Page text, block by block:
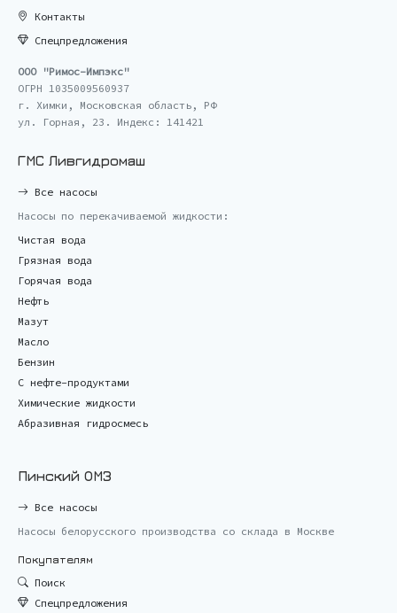
Контакты
Спецпредложения
ООО "Римос-Импэкс"
ОГРН 1035009560937
г. Химки, Московская область, РФ
ул. Горная, 23. Индекс: 141421
ГМС Ливгидромаш
Все насосы
Насосы по перекачиваемой жидкости:
Чистая вода
Грязная вода
Горячая вода
Нефть
Мазут
Масло
Бензин
С нефте-продуктами
Химические жидкости
Абразивная гидросмесь
Пинский ОМЗ
Все насосы
Насосы белорусского производства со склада в Москве
Покупателям
Поиск
Спецпредложения